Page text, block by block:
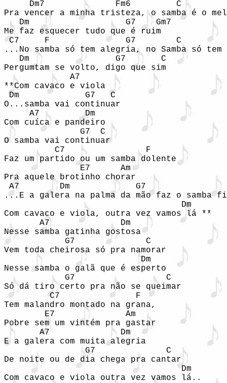
Dm7              Fm6         C
Pra vencer a minha tristeza, o samba é o
   Dm                   G7    Gm7
Me faz esquecer tudo que é ruim
C7     F               G7        C
...No samba só tem alegria, no Samba só tem
   Dm                 G7       C
Pergumtam se volto, digo que sim
             A7
**Com cavaco e viola
Dm             G7   C
O...samba vai continuar
     A7         Dm
Com cuíca e pandeiro
               G7  C
O samba vai continuar
          C7                F
Faz um partido ou um samba dolente
               E7      Am
Pra aquele brotinho chorar
A7        Dm             G7
...E a galera na palma da mão faz o samba
                                   Dm
Com cavaco e viola, outra vez vamos lá **
       A7              Dm
Nesse samba gatinha gostosa
            G7              C
Vem toda cheirosa só pra namorar
                           Dm
Nesse samba o galã que é esperto
            G7                  C
Só dá tiro certo pra não se queimar
         C7               F
Tem malandro montado na grana,
        E7              Am
Pobre sem um vintém pra gastar
       A7              Dm
E a galera com muita alegria
                G7              C
De noite ou de dia chega pra cantar
                                   Dm
Com cavaco e viola outra vez vamos lá..